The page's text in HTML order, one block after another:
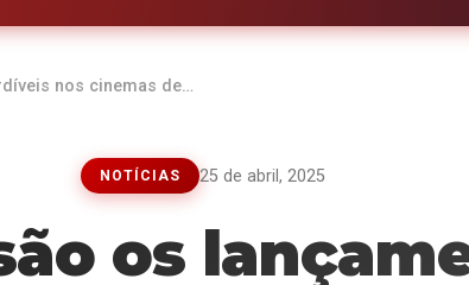
nos cinemas de…
NOTÍCIAS 25 de abril, 2025
os